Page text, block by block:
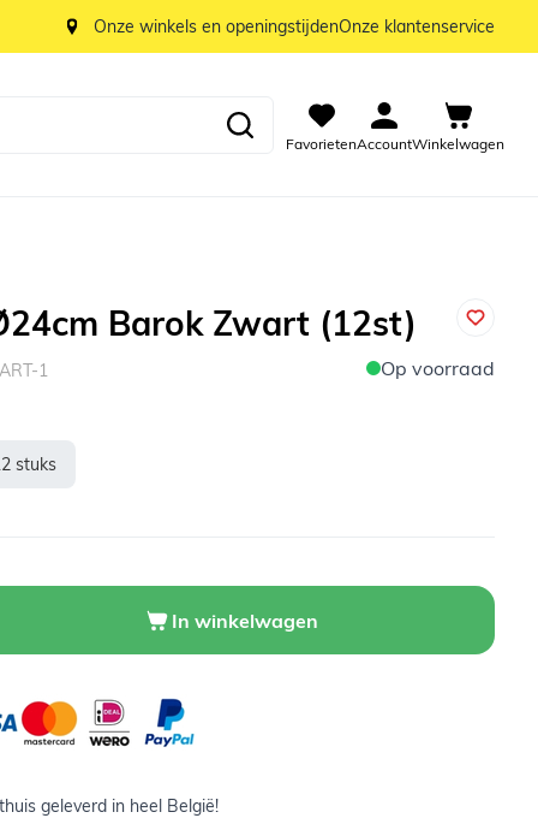
Onze winkels en openingstijdenOnze klantenservice
FavorietenAccountWinkelwagen
Barok Zwart (12st)
1 Op voorraad
stuks
In winkelwagen
geleverd in heel België!